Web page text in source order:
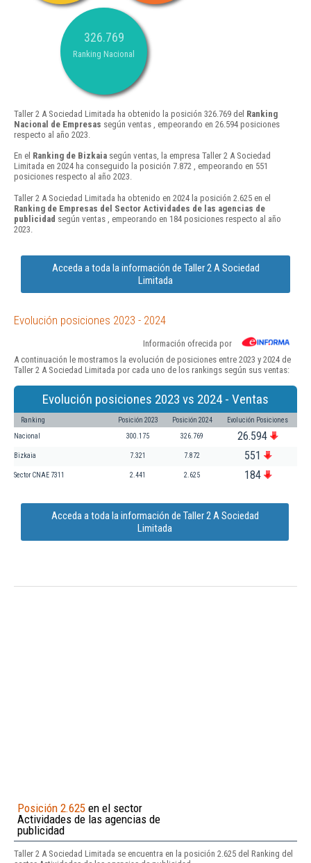
326.769
Ranking Nacional
Taller 2 A Sociedad Limitada ha obtenido la posición 326.769 del Ranking
Nacional de Empresas según ventas , empeorando en 26.594 posiciones
respecto al año 2023.
En el Ranking de Bizkaia según ventas, la empresa Taller 2 A Sociedad
Limitada en 2024 ha conseguido la posición 7.872 , empeorando en 551
posiciones respecto al año 2023.
Taller 2 A Sociedad Limitada ha obtenido en 2024 la posición 2.625 en el
Ranking de Empresas del Sector Actividades de las agencias de
publicidad según ventas , empeorando en 184 posiciones respecto al año
2023.
Acceda a toda la información de Taller 2 A Sociedad
Limitada
Evolución posiciones 2023 - 2024
Información ofrecida por
A continuación le mostramos la evolución de posiciones entre 2023 y 2024 de
Taller 2 A Sociedad Limitada por cada uno de los rankings según sus ventas:
Evolución posiciones 2023 vs 2024 - Ventas
Ranking Posición 2023 Posición 2024 Evolución Posiciones
Nacional 300.175 326.769 26.594
Bizkaia 7.321 7.872 551
Sector CNAE 7311 2.441 2.625 184
Acceda a toda la información de Taller 2 A Sociedad
Limitada
Posición 2.625 en el sector
Actividades de las agencias de
publicidad
Taller 2 A Sociedad Limitada se encuentra en la posición 2.625 del Ranking del